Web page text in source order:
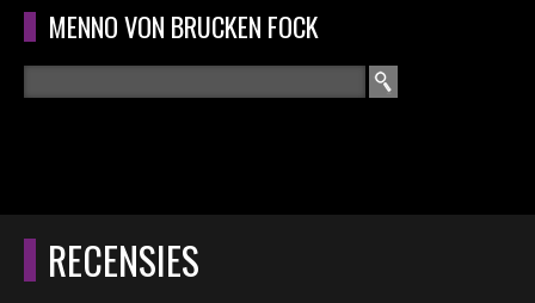
Overslaan en naar de algemene inhoud gaan
MENNO VON BRUCKEN FOCK
ZOEKVELD
HOOFDMENU HOME
RECENSIES